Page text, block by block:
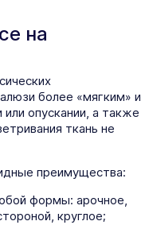
на
более «мягким» и
опускании, а также
ткань не
преимущества:
формы: арочное,
круглое;